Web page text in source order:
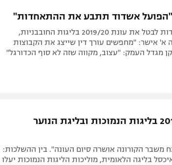
בעקבות החלטת ההתאחדות לבטל את עונת 2019/20 בליגות החובבניות,
א' אישר: "מחפשים עורך דין שייצג את הקבוצות
מגדל העמק: "עצוב, מקווה שזה לא סוף הכדורגל"
רשמית: עונת 2019/20 בליגות הנמוכות ובליגת הנוער
משבר הקורונה אושרה סיום העונה". בין ההשלכות:
בליגה הלאומית, מוליכות הליגות הנמוכות יעלו